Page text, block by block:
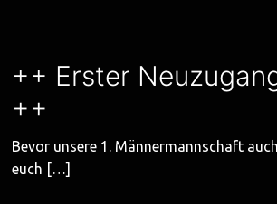
++ Erster
++
Bevor unsere 1. Männermannschaft
euch […]